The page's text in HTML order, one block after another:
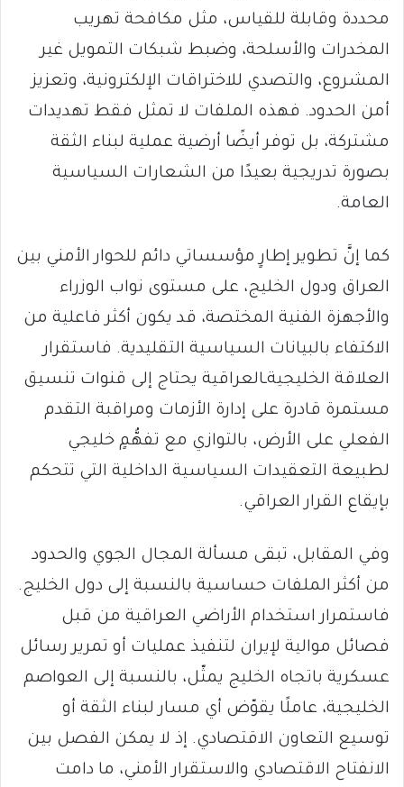
محددة وقابلة للقياس، مثل مكافحة تهريب
المخدرات والأسلحة، وضبط شبكات التمويل غير
المشروع، والتصدي للاختراقات الإلكترونية، وتعزيز
أمن الحدود. فهذه الملفات لا تمثل فقط تهديدات
مشتركة، بل توفر أيضًا أرضية عملية لبناء الثقة
بصورة تدريجية بعيدًا من الشعارات السياسية
العامة.
كما إنَّ تطوير إطارٍ مؤسساتي دائم للحوار الأمني بين
العراق ودول الخليج، على مستوى نواب الوزراء
والأجهزة الفنية المختصة، قد يكون أكثر فاعلية من
الاكتفاء بالبيانات السياسية التقليدية. فاستقرار
العلاقة الخليجيةـالعراقية يحتاج إلى قنوات تنسيق
مستمرة قادرة على إدارة الأزمات ومراقبة التقدم
الفعلي على الأرض، بالتوازي مع تفهُّمٍ خليجي
لطبيعة التعقيدات السياسية الداخلية التي تتحكم
بإيقاع القرار العراقي.
وفي المقابل، تبقى مسألة المجال الجوي والحدود
من أكثر الملفات حساسية بالنسبة إلى دول الخليج.
فاستمرار استخدام الأراضي العراقية من قبل
فصائل موالية لإيران لتنفيذ عمليات أو تمرير رسائل
عسكرية باتجاه الخليج يمثّل، بالنسبة إلى العواصم
الخليجية، عاملًا يقوّض أي مسار لبناء الثقة أو
توسيع التعاون الاقتصادي. إذ لا يمكن الفصل بين
الانفتاح الاقتصادي والاستقرار الأمني، ما دامت